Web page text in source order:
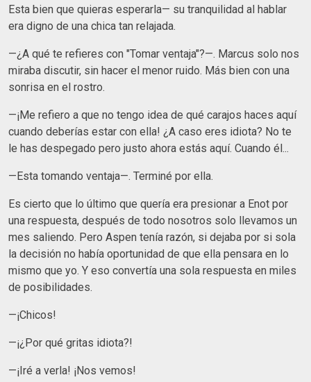
Esta bien que quieras esperarla— su tranquilidad al hablar
era digno de una chica tan relajada.
—¿A qué te refieres con "Tomar ventaja"?—. Marcus solo nos
miraba discutir, sin hacer el menor ruido. Más bien con una
sonrisa en el rostro.
—¡Me refiero a que no tengo idea de qué carajos haces aquí
cuando deberías estar con ella! ¿A caso eres idiota? No te
le has despegado pero justo ahora estás aquí. Cuando él...
—Esta tomando ventaja—. Terminé por ella.
Es cierto que lo último que quería era presionar a Enot por
una respuesta, después de todo nosotros solo llevamos un
mes saliendo. Pero Aspen tenía razón, si dejaba por si sola
la decisión no había oportunidad de que ella pensara en lo
mismo que yo. Y eso convertía una sola respuesta en miles
de posibilidades.
—¡Chicos!
—¡¿Por qué gritas idiota?!
—¡Iré a verla! ¡Nos vemos!